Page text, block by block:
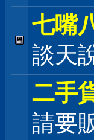
七嘴
談天
二手
請要